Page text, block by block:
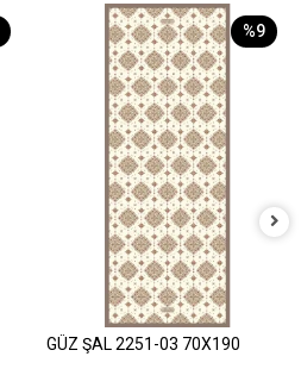
%9
GÜZ ŞAL 2251-03 70X190